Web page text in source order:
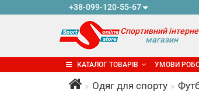
+38-099-120-55-67
Спортивний
магазин
КАТАЛОГ ТОВАРІВ УМОВИ
Одяг для спорту